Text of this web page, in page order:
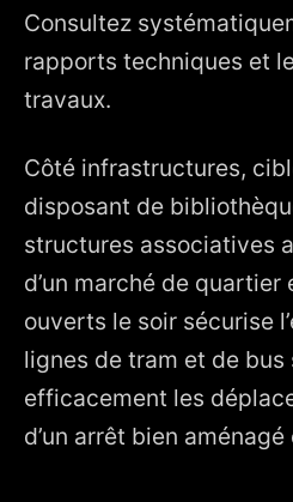
Consultez
rapports techniques et
travaux.
Côté infrastructures,
disposant de
structures associatives
d’un marché de
ouverts le soir sécurise
lignes de tram et de
efficacement les
d’un arrêt bien